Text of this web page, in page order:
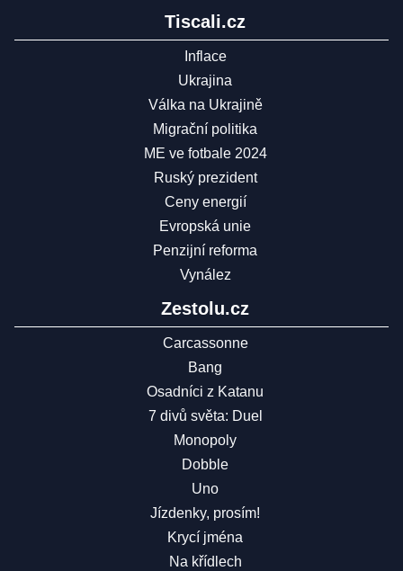
Tiscali.cz
Inflace
Ukrajina
Válka na Ukrajině
Migrační politika
ME ve fotbale 2024
Ruský prezident
Ceny energií
Evropská unie
Penzijní reforma
Vynález
Zestolu.cz
Carcassonne
Bang
Osadníci z Katanu
7 divů světa: Duel
Monopoly
Dobble
Uno
Jízdenky, prosím!
Krycí jména
Na křídlech